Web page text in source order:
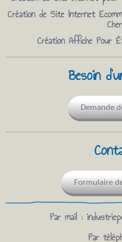
Création de Site Internet
Cher
Création Affiche Pour
Besoin
Demande
Formulaire
Par mail :
Par